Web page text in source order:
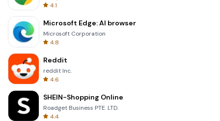
4.1
Microsoft Edge: AI browser
Microsoft Corporation
4.8
Reddit
reddit Inc.
4.6
SHEIN-Shopping Online
Roadget Business PTE. LTD.
4.4